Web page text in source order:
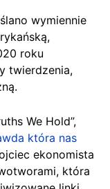
wymiennie
roku
twierdzenia,
We Hold”,
która nas
ekonomista
która